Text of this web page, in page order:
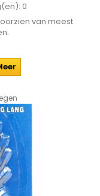
0
van meest